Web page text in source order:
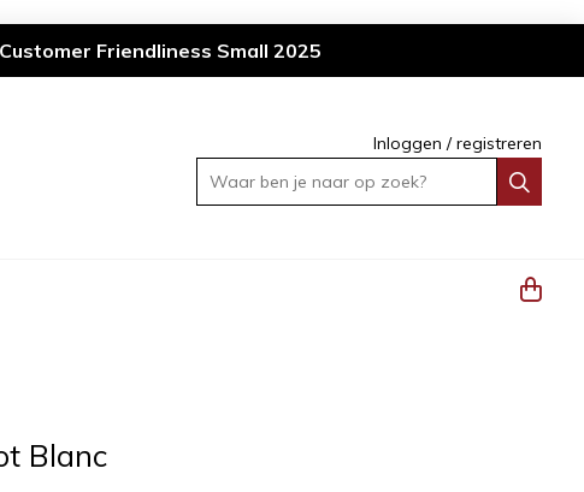
Friendliness Small 2025
Inloggen /registreren
Waar ben je naar op zoek?
Blanc